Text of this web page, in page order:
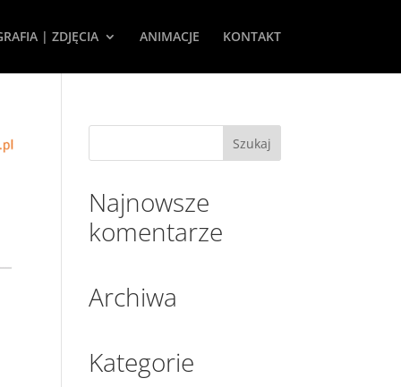
| ZDJĘCIA ANIMACJE KONTAKT
Najnowsze
komentarze
Archiwa
Kategorie